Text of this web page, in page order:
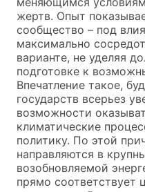
жертв. Опыт
сообщество – под
максимально
варианте, не уделяя
подготовке к
Впечатление такое,
государств всерьез
возможности
климатические
политику. По этой
направляются в
возобновляемой
прямо соответствует